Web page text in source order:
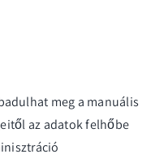
meg a manuális
az adatok felhőbe